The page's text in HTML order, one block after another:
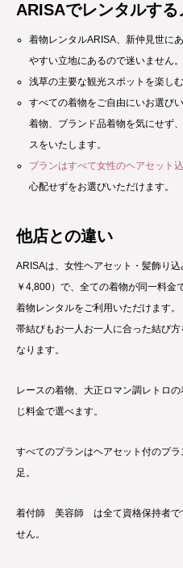
ARISAでレンタルする
着物レンタルARISA、新仲見世にあ
やすい立地にあるので迷いません。
浅草の主要な観光スポットを楽し
すべての着物をご自由にいお選び
着物、ブランド品着物を気にせず
スをいたします。
プランはすべて女性のヘアセット込
心配せずをお選びいただけます。
他店との違い
ARISAは、女性ヘアセット・髪飾り
￥4,800）で、全ての着物が同一料金
着物レンタルをご利用いただけます。
帯結びもお一人お一人に合った結び
なります。
レースの着物、大正ロマン調レトロ
じ料金で選べます。
すべてのプランはヘアセット付のプ
足。
着付師 美容師 は全て資格保持者で
せん。